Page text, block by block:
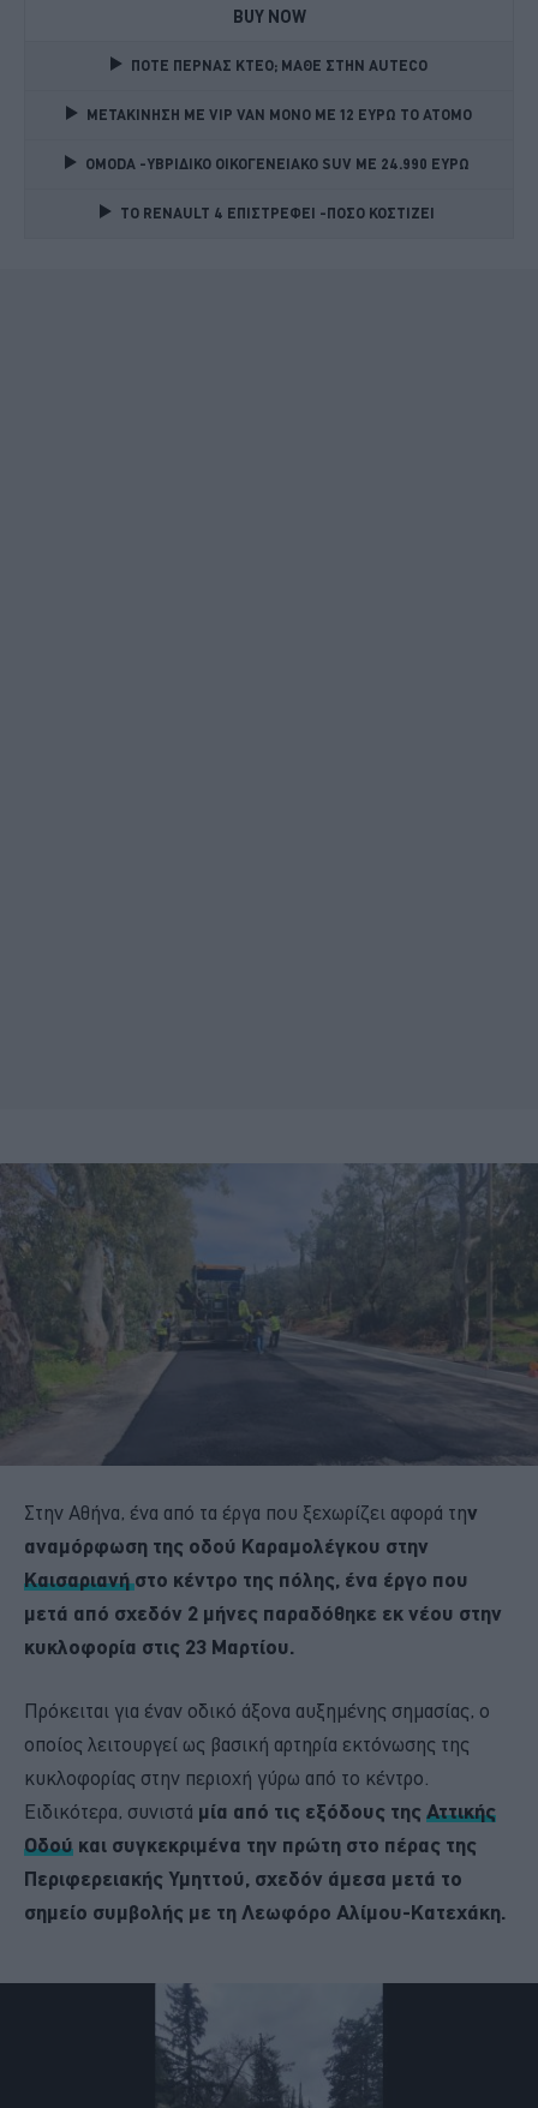
BUY NOW
ΠΟΤΕ ΠΕΡΝΑΣ ΚΤΕΟ; ΜΑΘΕ ΣΤΗΝ ΑUTECO
ΜΕΤΑΚΙΝΗΣΗ ΜΕ VIP VAN ΜΟΝΟ ΜΕ 12 ΕΥΡΩ ΤΟ ΑΤΟΜΟ
OMODA -ΥΒΡΙΔΙΚΟ ΟΙΚΟΓΕΝΕΙΑΚΟ SUV ME 24.990 ΕΥΡΩ
TO RENAULT 4 ΕΠΙΣΤΡΕΦΕΙ -ΠΟΣΟ ΚΟΣΤΙΖΕΙ
Στην Αθήνα, ένα από τα έργα που ξεχωρίζει αφορά την
αναμόρφωση της οδού Καραμολέγκου στην
Καισαριανήστο κέντρο της πόλης, ένα έργο που
μετά από σχεδόν 2 μήνες παραδόθηκε εκ νέου στην
κυκλοφορία στις 23 Μαρτίου.
Πρόκειται για έναν οδικό άξονα αυξημένης σημασίας, ο
οποίος λειτουργεί ως βασική αρτηρία εκτόνωσης της
κυκλοφορίας στην περιοχή γύρω από το κέντρο.
Ειδικότερα, συνιστά μία από τις εξόδους της Αττικής
Οδού και συγκεκριμένα την πρώτη στο πέρας της
Περιφερειακής Υμηττού, σχεδόν άμεσα μετά το
σημείο συμβολής με τη Λεωφόρο Αλίμου-Κατεχάκη.